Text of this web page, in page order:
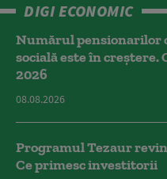
DIGI ECONOMIC
Numărul pensionarilor
socială este în
2026
08.08.2026
Programul Tezaur
Ce primesc investitorii